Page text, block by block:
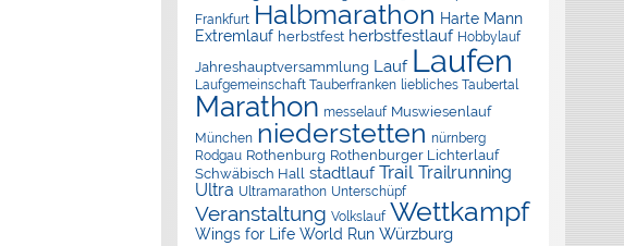
Frankfurt Halbmarathon Harte Mann
Extremlauf herbstfest herbstfestlauf Hobbylauf
Jahreshauptversammlung Lauf Laufen
Laufgemeinschaft Tauberfranken liebliches Taubertal
Marathon messelauf Muswiesenlauf
München niederstetten nürnberg
Rodgau Rothenburg Rothenburger Lichterlauf
Schwäbisch Hall stadtlauf Trail Trailrunning
Ultra Ultramarathon Unterschüpf
Veranstaltung Volkslauf Wettkampf
Wings for Life World Run Würzburg